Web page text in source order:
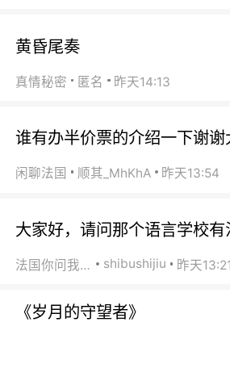
黄昏尾奏
真情秘密 匿名 昨天14:13
谁有办半价票的介绍一下谢谢
闲聊法国 顺其_MhKhA 昨天13:54
大家好，请问那个语言学校有
法国你问我答 shibushijiu 昨天13:21
《岁月的守望者》